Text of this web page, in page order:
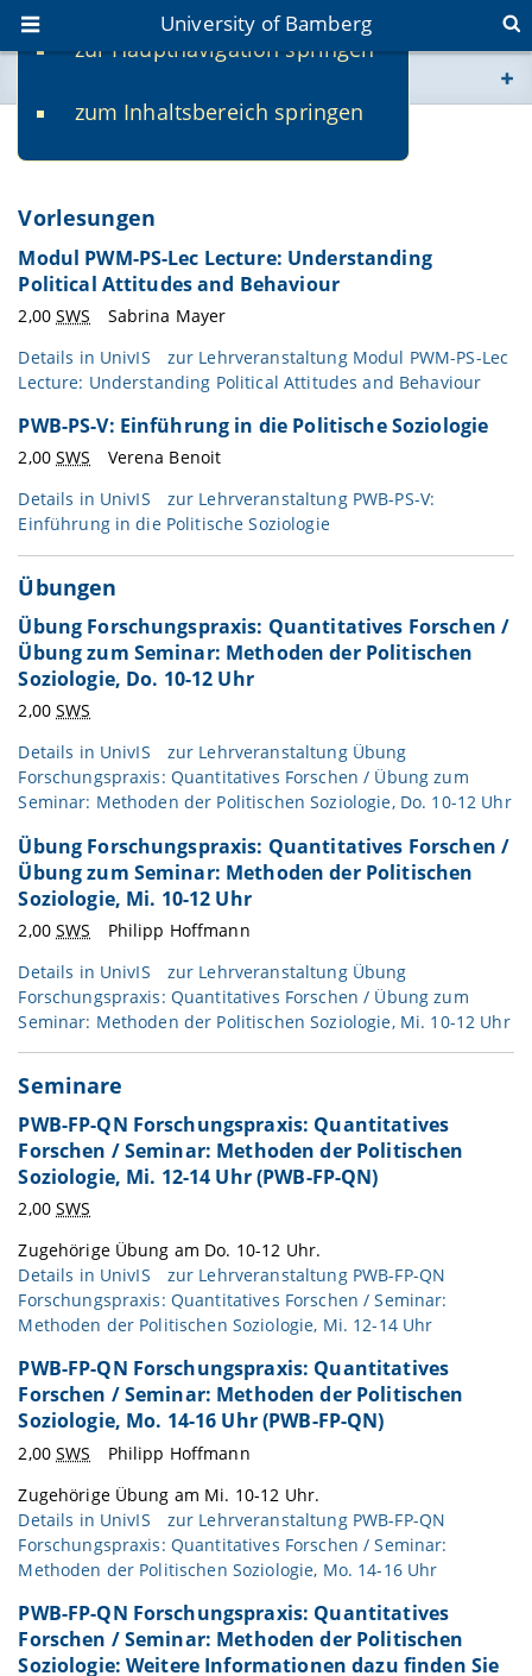
zur Hauptnavigation springen
zum Inhaltsbereich springen
University of Bamberg
www.uni-bamberg.de
fis.uni-bamberg.de
Courses
Vorlesungen
Modul PWM-PS-Lec Lecture: Understanding
Political Attitudes and Behaviour
2,00SWS
Sabrina Mayer
Details in UnivIS
zur Lehrveranstaltung Modul PWM-PS-Lec
Lecture: Understanding Political Attitudes and Behaviour
PWB-PS-V: Einführung in die Politische Soziologie
2,00SWS
Verena Benoit
Details in UnivIS
zur Lehrveranstaltung PWB-PS-V:
Einführung in die Politische Soziologie
Übungen
Übung Forschungspraxis: Quantitatives Forschen /
Übung zum Seminar: Methoden der Politischen
Soziologie, Do. 10-12 Uhr
2,00SWS
Details in UnivIS
zur Lehrveranstaltung Übung
Forschungspraxis: Quantitatives Forschen / Übung zum
Seminar: Methoden der Politischen Soziologie, Do. 10-12 Uhr
Übung Forschungspraxis: Quantitatives Forschen /
Übung zum Seminar: Methoden der Politischen
Soziologie, Mi. 10-12 Uhr
2,00SWS
Philipp Hoffmann
Details in UnivIS
zur Lehrveranstaltung Übung
Forschungspraxis: Quantitatives Forschen / Übung zum
Seminar: Methoden der Politischen Soziologie, Mi. 10-12 Uhr
Seminare
PWB-FP-QN Forschungspraxis: Quantitatives
Forschen / Seminar: Methoden der Politischen
Soziologie, Mi. 12-14 Uhr (PWB-FP-QN)
2,00SWS
Zugehörige Übung am Do. 10-12 Uhr.
Details in UnivIS
zur Lehrveranstaltung PWB-FP-QN
Forschungspraxis: Quantitatives Forschen / Seminar:
Methoden der Politischen Soziologie, Mi. 12-14 Uhr
PWB-FP-QN Forschungspraxis: Quantitatives
Forschen / Seminar: Methoden der Politischen
Soziologie, Mo. 14-16 Uhr (PWB-FP-QN)
2,00SWS
Philipp Hoffmann
Zugehörige Übung am Mi. 10-12 Uhr.
Details in UnivIS
zur Lehrveranstaltung PWB-FP-QN
Forschungspraxis: Quantitatives Forschen / Seminar:
Methoden der Politischen Soziologie, Mo. 14-16 Uhr
PWB-FP-QN Forschungspraxis: Quantitatives
Forschen / Seminar: Methoden der Politischen
Soziologie: Weitere Informationen dazu finden Sie